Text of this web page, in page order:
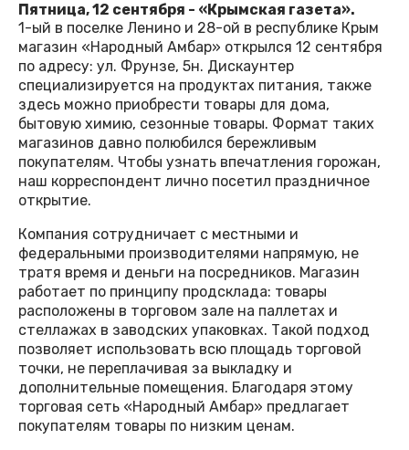
Пятница, 12 сентября - «Крымская газета».
1-ый в поселке Ленино и 28-ой в республике Крым
магазин «Народный Амбар» открылся 12 сентября
по адресу: ул. Фрунзе, 5н. Дискаунтер
специализируется на продуктах питания, также
здесь можно приобрести товары для дома,
бытовую химию, сезонные товары. Формат таких
магазинов давно полюбился бережливым
покупателям. Чтобы узнать впечатления горожан,
наш корреспондент лично посетил праздничное
открытие.
Компания сотрудничает с местными и
федеральными производителями напрямую, не
тратя время и деньги на посредников. Магазин
работает по принципу продсклада: товары
расположены в торговом зале на паллетах и
стеллажах в заводских упаковках. Такой подход
позволяет использовать всю площадь торговой
точки, не переплачивая за выкладку и
дополнительные помещения. Благодаря этому
торговая сеть «Народный Амбар» предлагает
покупателям товары по низким ценам.